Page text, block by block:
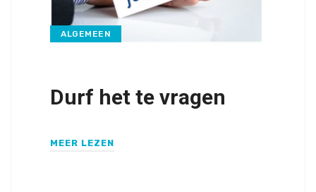
ALGEMEEN
Durf het te vragen
MEER LEZEN